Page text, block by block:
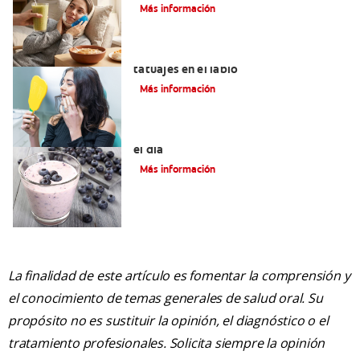
Más información
tatuajes en el labio
Más información
el día
Más información
La finalidad de este artículo es fomentar la comprensión y
el conocimiento de temas generales de salud oral. Su
propósito no es sustituir la opinión, el diagnóstico o el
tratamiento profesionales. Solicita siempre la opinión